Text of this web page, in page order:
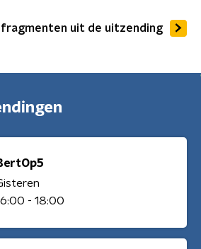
fragmenten uit de uitzending
- 18:00